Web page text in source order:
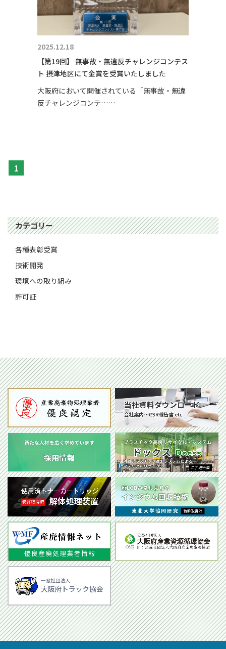
2025.12.18
【第19回】 無事故・無違反チャレンジコンテス
ト 摂津地区にて金賞を受賞いたしました
大阪府において開催されている「無事故・無違
反チャレンジコンテ……
1
カテゴリー
各種表彰受賞
技術開発
環境への取り組み
許可証